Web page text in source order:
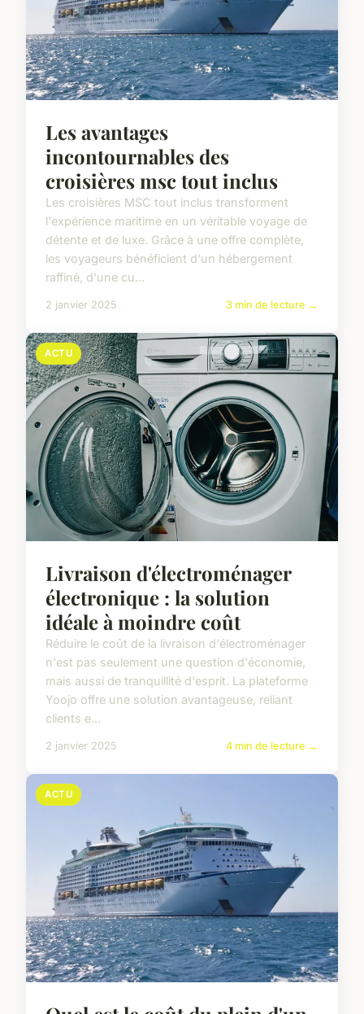
Les avantages
incontournables des
croisières msc tout inclus
Les croisières MSC tout inclus transforment
l'expérience maritime en un véritable voyage de
détente et de luxe. Grâce à une offre complète,
les voyageurs bénéficient d'un hébergement
raffiné, d'une cu...
2 janvier 2025 3 min de lecture →
ACTU
Livraison d'électroménager
électronique : la solution
idéale à moindre coût
Réduire le coût de la livraison d'électroménager
n'est pas seulement une question d'économie,
mais aussi de tranquillité d'esprit. La plateforme
Yoojo offre une solution avantageuse, reliant
clients e...
2 janvier 2025 4 min de lecture →
ACTU